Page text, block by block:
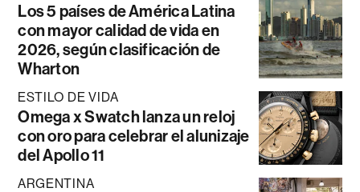
Los 5 países de América Latina
con mayor calidad de vida en
2026, según clasificación de
Wharton
ESTILO DE VIDA
Omega x Swatch lanza un reloj
con oro para celebrar el alunizaje
del Apollo 11
ARGENTINA